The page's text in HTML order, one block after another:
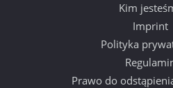
Kim
Imprint
Polityka
Prawo do